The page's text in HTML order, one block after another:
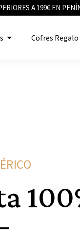
A 199€ EN
Cofres Regalo